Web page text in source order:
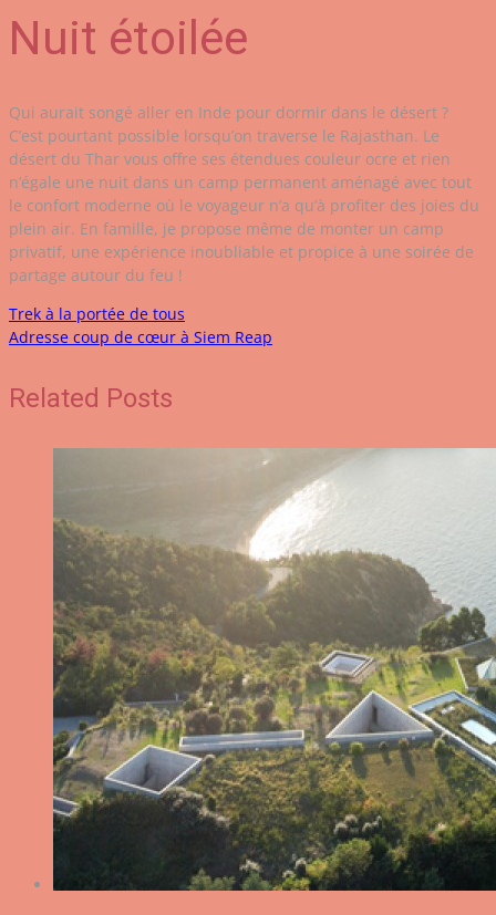
Nuit étoilée
Qui aurait songé aller en Inde pour dormir dans le désert ?
C’est pourtant possible lorsqu’on traverse le Rajasthan. Le
désert du Thar vous offre ses étendues couleur ocre et rien
n’égale une nuit dans un camp permanent aménagé avec tout
le confort moderne où le voyageur n’a qu’à profiter des joies du
plein air. En famille, je propose même de monter un camp
privatif, une expérience inoubliable et propice à une soirée de
partage autour du feu !
Trek à la portée de tous
Adresse coup de cœur à Siem Reap
Related Posts